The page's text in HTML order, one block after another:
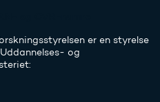
er en styrelse
og